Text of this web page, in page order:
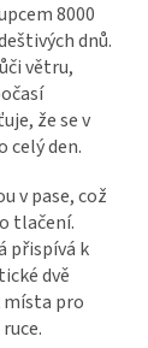
8000
dnů.
větru,
že se v
celý den.
v pase, což
tlačení.
přispívá k
dvě
místa pro